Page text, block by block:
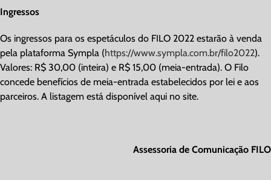
Ingressos
Os ingressos para os espetáculos do FILO 2022 estarão à venda
pela plataforma Sympla (https://www.sympla.com.br/filo2022).
Valores: R$ 30,00 (inteira) e R$ 15,00 (meia-entrada). O Filo
concede benefícios de meia-entrada estabelecidos por lei e aos
parceiros. A listagem está disponível aqui no site.
Assessoria de Comunicação FILO